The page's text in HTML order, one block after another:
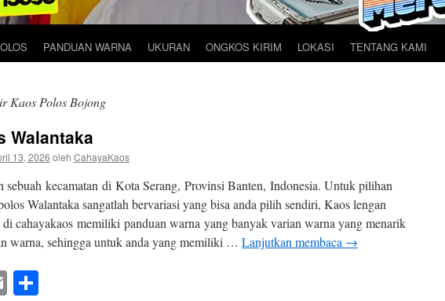
PANDUAN WARNA UKURAN ONGKOS KIRIM LOKASI TENTANG KAMI
Kaos Polos Bojong
Walantaka
13, 2026 oleh CahayaKaos
sebuah kecamatan di Kota Serang, Provinsi Banten, Indonesia. Untuk pilihan
Walantaka sangatlah bervariasi yang bisa anda pilih sendiri, Kaos lengan
di cahayakaos memiliki panduan warna yang banyak varian warna yang menarik
warna, sehingga untuk anda yang memiliki … Lanjutkan membaca →
Email